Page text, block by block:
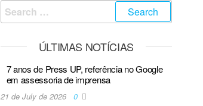
ÚLTIMAS NOTÍCIAS
7 anos de Press UP, referência no Google
em assessoria de imprensa
21 de July de 2026 0